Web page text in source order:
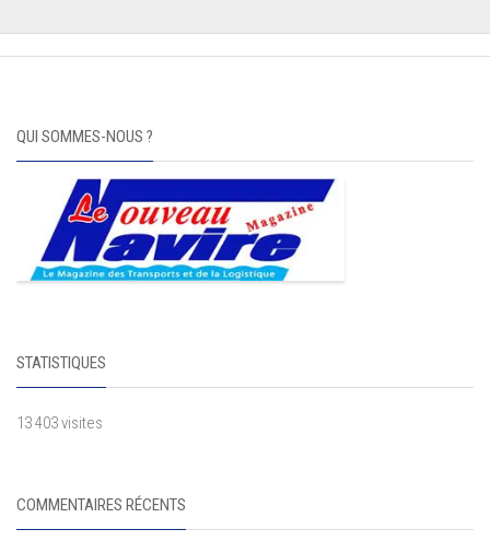
QUI SOMMES-NOUS ?
STATISTIQUES
13 403 visites
COMMENTAIRES RÉCENTS